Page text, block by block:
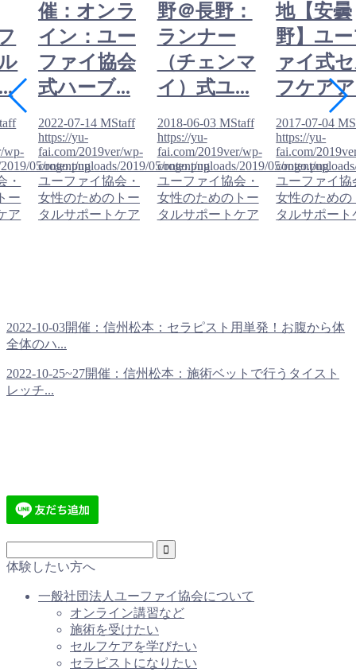
wp-
05/rogo.png
・
ー
ア
催：オンラ
イン：ユー
ファイ協会
式ハーブ...
2022-07-14 MStaff
https://yu-
fai.com/2019ver/wp-
content/uploads/2019/05/rogo.png
ユーファイ協会・
女性のためのトー
タルサポートケア
野＠長野：
ランナー
（チェンマ
イ）式ユ...
2018-06-03 MStaff
https://yu-
fai.com/2019ver/wp-
content/uploads/2019/05/rogo.png
ユーファイ協会・
女性のためのトー
タルサポートケア
地【安曇
野】ユ
ァイ式
フケア
2017-07-04
https://yu-
fai.com/
content/
ユーファイ協
女性のための
タルサポート
2022-10-03開催：信州松本：セラピスト用単発！お腹から体
全体のハ...
2022-10-25~27開催：信州松本：施術ベットで行うタイスト
レッチ...
体験したい方へ
一般社団法人ユーファイ協会について
オンライン講習など
施術を受けたい
セルフケアを学びたい
セラピストになりたい